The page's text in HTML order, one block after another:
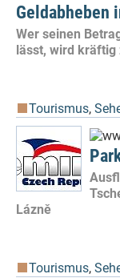
Geldabheben
Wer seinen
lässt, wird kräftig
Tourismus,
Lázně
Tourismus,